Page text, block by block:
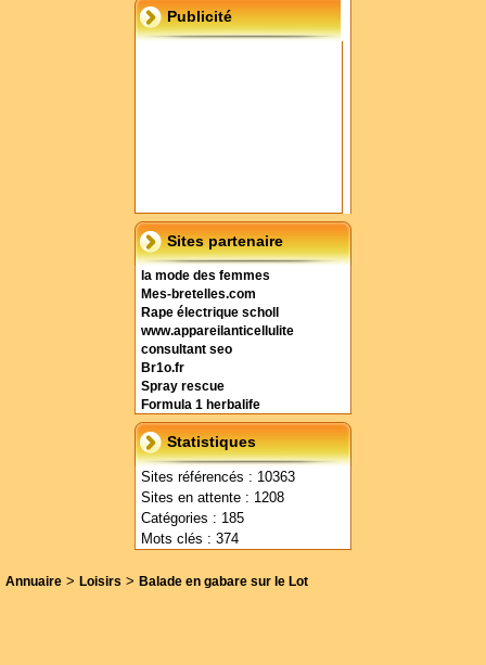
Publicité
Sites partenaire
la mode des femmes
Mes-bretelles.com
Rape électrique scholl
www.appareilanticellulite
consultant seo
Br1o.fr
Spray rescue
Formula 1 herbalife
Statistiques
Sites référencés : 10363
Sites en attente : 1208
Catégories : 185
Mots clés : 374
Annuaire > Loisirs > Balade en gabare sur le Lot